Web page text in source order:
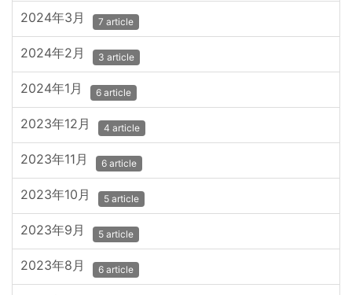
2024年3月 7 article
2024年2月 3 article
2024年1月 6 article
2023年12月 4 article
2023年11月 6 article
2023年10月 5 article
2023年9月 5 article
2023年8月 6 article